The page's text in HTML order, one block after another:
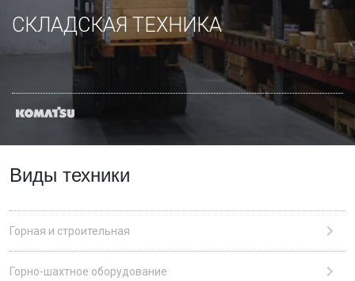
СКЛАДСКАЯ ТЕХНИКА
Виды техники
Горная и строительная
Горно-шахтное оборудование